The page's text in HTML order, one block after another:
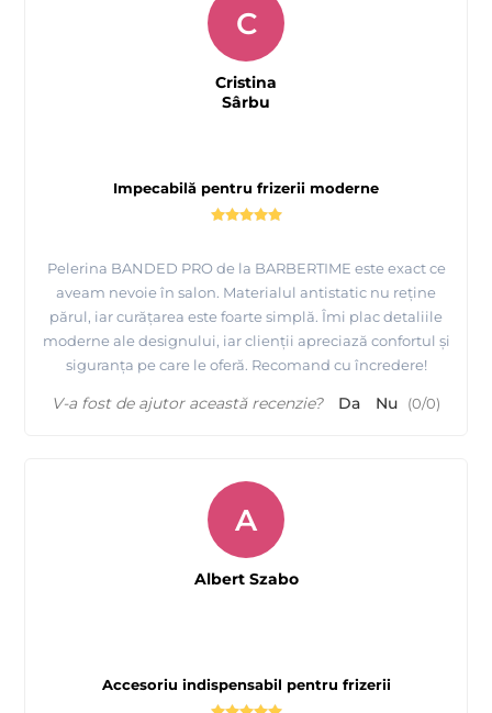
Impecabilă pentru frizerii moderne
Pelerina BANDED PRO de la BARBERTIME este exact ce
aveam nevoie în salon. Materialul antistatic nu reține
părul, iar curățarea este foarte simplă. Îmi plac detaliile
moderne ale designului, iar clienții apreciază confortul și
siguranța pe care le oferă. Recomand cu încredere!
C
Cristina
Sârbu
V-a fost de ajutor această recenzie? Da Nu (0/0)
Accesoriu indispensabil pentru frizerii
A
Albert Szabo